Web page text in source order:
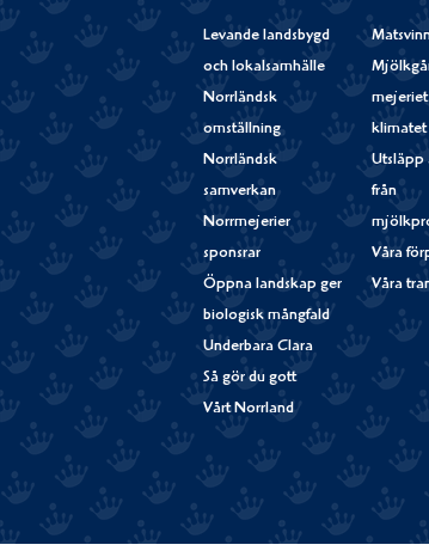
Levande landsbygd
och lokalsamhälle
Norrländsk
omställning
Norrländsk
samverkan
Norrmejerier
sponsrar
Öppna landskap ger
biologisk mångfald
Underbara Clara
Så gör du gott
Vårt Norrland
mejeriet
klimatet
Utsläpp
från
Våra
Våra